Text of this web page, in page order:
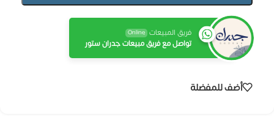
فريق المبيعات Online
تواصل مع فريق مبيعات جدران ستور
أضف للمفضلة